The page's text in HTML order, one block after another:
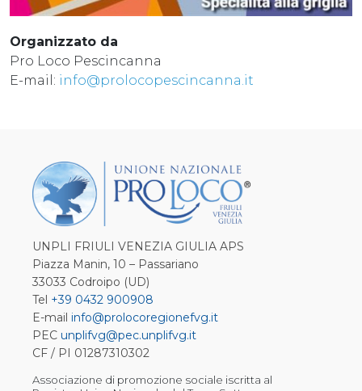
Organizzato da
Pro Loco Pescincanna
E-mail: info@prolocopescincanna.it
UNPLI FRIULI VENEZIA GIULIA APS
Piazza Manin, 10 – Passariano
33033 Codroipo (UD)
Tel +39 0432 900908
E-mail info@prolocoregionefvg.it
PEC unplifvg@pec.unplifvg.it
CF / PI 01287310302
Associazione di promozione sociale iscritta al